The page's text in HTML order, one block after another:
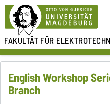
FAKULTÄT FÜR
English Workshop
Branch